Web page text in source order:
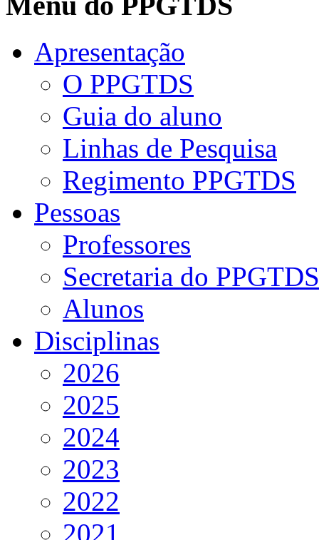
Apresentação
O PPGTDS
Guia do aluno
Linhas de Pesquisa
Regimento PPGTDS
Pessoas
Professores
Secretaria do PPGTDS
Alunos
Disciplinas
2026
2025
2024
2023
2022
2021